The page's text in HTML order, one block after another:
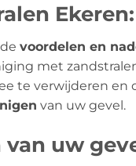
voordelen en
met
te verwijderen en
van uw gevel.
van uw